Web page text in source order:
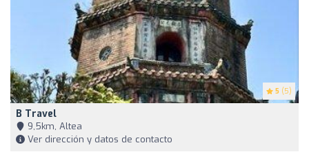
5 (5)
B Travel
9,5km, Altea
Ver dirección y datos de contacto